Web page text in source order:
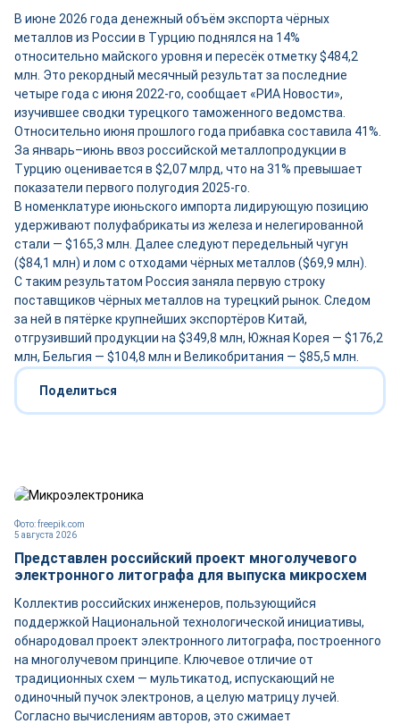
В июне 2026 года денежный объём экспорта чёрных
металлов из России в Турцию поднялся на 14%
относительно майского уровня и пересёк отметку $484,2
млн. Это рекордный месячный результат за последние
четыре года с июня 2022-го, сообщает «РИА Новости»,
изучившее сводки турецкого таможенного ведомства.
Относительно июня прошлого года прибавка составила 41%.
За январь–июнь ввоз российской металлопродукции в
Турцию оценивается в $2,07 млрд, что на 31% превышает
показатели первого полугодия 2025-го.
В номенклатуре июньского импорта лидирующую позицию
удерживают полуфабрикаты из железа и нелегированной
стали — $165,3 млн. Далее следуют передельный чугун
($84,1 млн) и лом с отходами чёрных металлов ($69,9 млн).
С таким результатом Россия заняла первую строку
поставщиков чёрных металлов на турецкий рынок. Следом
за ней в пятёрке крупнейших экспортёров Китай,
отгрузивший продукции на $349,8 млн, Южная Корея — $176,2
млн, Бельгия — $104,8 млн и Великобритания — $85,5 млн.
Поделиться
5 августа 2026
Фото: freepik.com
Представлен российский проект многолучевого
электронного литографа для выпуска микросхем
Коллектив российских инженеров, пользующийся
поддержкой Национальной технологической инициативы,
обнародовал проект электронного литографа, построенного
на многолучевом принципе. Ключевое отличие от
традиционных схем — мультикатод, испускающий не
одиночный пучок электронов, а целую матрицу лучей.
Согласно вычислениям авторов, это сжимает